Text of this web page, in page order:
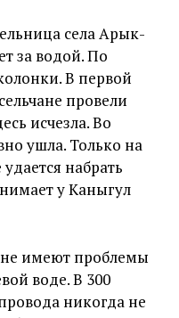
села Арык-
за водой. По
В первой
провели
исчезла. Во
ушла. Только на
набрать
у Каныгул
имеют проблемы
воде. В 300
никогда не